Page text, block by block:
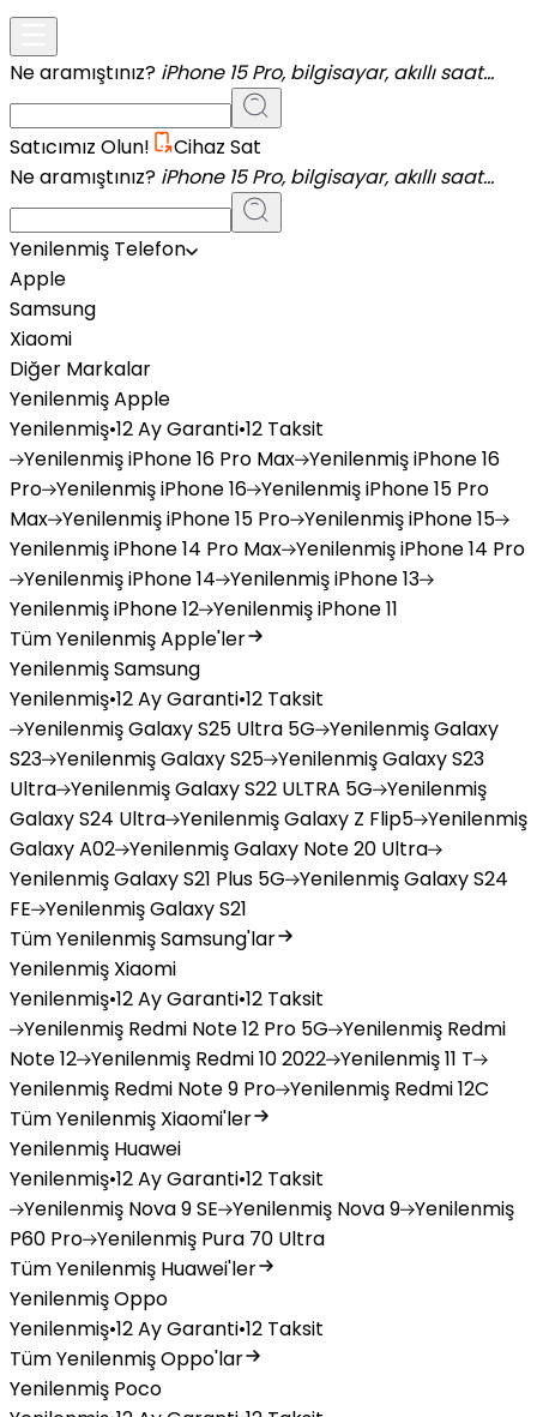
Ne aramıştınız? iPhone 15 Pro, bilgisayar, akıllı saat...
Satıcımız Olun!
Cihaz Sat
Ne aramıştınız? iPhone 15 Pro, bilgisayar, akıllı saat...
Yenilenmiş Telefon
Apple
Samsung
Xiaomi
Diğer Markalar
Yenilenmiş Apple
Yenilenmiş•12 Ay Garanti•12 Taksit
YenilenmişiPhone 16 Pro Max YenilenmişiPhone 16
Pro YenilenmişiPhone 16 YenilenmişiPhone 15 Pro
Max YenilenmişiPhone 15 Pro YenilenmişiPhone 15
YenilenmişiPhone 14 Pro Max YenilenmişiPhone 14 Pro
YenilenmişiPhone 14 YenilenmişiPhone 13
YenilenmişiPhone 12 YenilenmişiPhone 11
Tüm Yenilenmiş Apple'ler
Yenilenmiş Samsung
Yenilenmiş•12 Ay Garanti•12 Taksit
YenilenmişGalaxy S25 Ultra 5G YenilenmişGalaxy
S23 YenilenmişGalaxy S25 YenilenmişGalaxy S23
Ultra YenilenmişGalaxy S22 ULTRA 5G Yenilenmiş
Galaxy S24 Ultra YenilenmişGalaxy Z Flip5 Yenilenmiş
Galaxy A02 YenilenmişGalaxy Note 20 Ultra
YenilenmişGalaxy S21 Plus 5G YenilenmişGalaxy S24
FE YenilenmişGalaxy S21
Tüm Yenilenmiş Samsung'lar
Yenilenmiş Xiaomi
Yenilenmiş•12 Ay Garanti•12 Taksit
Yenilenmiş Redmi Note 12 Pro 5G Yenilenmiş Redmi
Note 12 Yenilenmiş Redmi 10 2022 Yenilenmiş11 T
Yenilenmiş Redmi Note 9 Pro Yenilenmiş Redmi 12C
Tüm Yenilenmiş Xiaomi'ler
Yenilenmiş Huawei
Yenilenmiş•12 Ay Garanti•12 Taksit
Yenilenmiş Nova 9 SE Yenilenmiş Nova 9 Yenilenmiş
P60 Pro Yenilenmiş Pura 70 Ultra
Tüm Yenilenmiş Huawei'ler
Yenilenmiş Oppo
Yenilenmiş•12 Ay Garanti•12 Taksit
Tüm Yenilenmiş Oppo'lar
Yenilenmiş Poco